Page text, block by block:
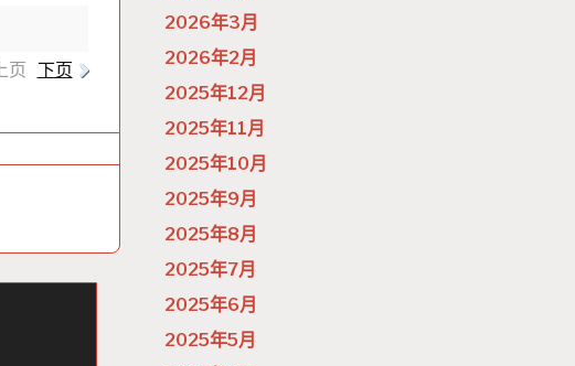
上页 下页
2026年3月
2026年2月
2025年12月
2025年11月
2025年10月
2025年9月
2025年8月
2025年7月
2025年6月
2025年5月